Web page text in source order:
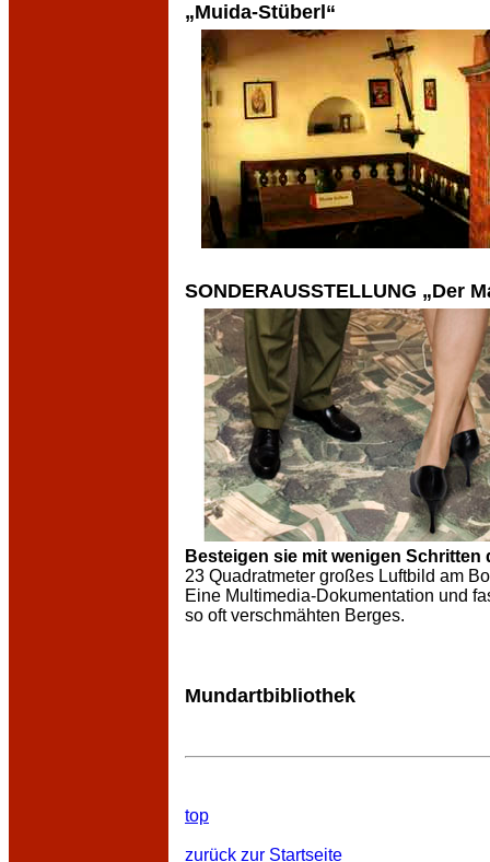
„Muida-Stüberl“
SONDERAUSSTELLUNG „Der
Besteigen sie mit wenigen
23 Quadratmeter großes Luftbild am
Eine Multimedia-Dokumentation und
so oft verschmähten Berges.
Mundartbibliothek
top
zurück zur Startseite